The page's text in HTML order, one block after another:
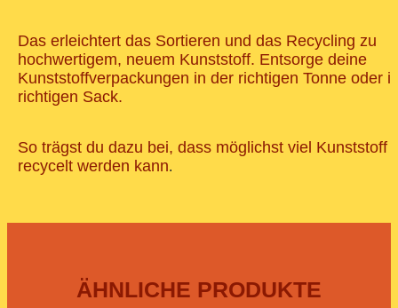
Das erleichtert das Sortieren und das Recycling zu
hochwertigem, neuem Kunststoff. Entsorge deine
Kunststoffverpackungen in der richtigen Tonne oder
richtigen Sack.
So trägst du dazu bei, dass möglichst viel Kunststoff
recycelt werden kann.
ÄHNLICHE PRODUKTE